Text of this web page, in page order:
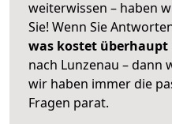
weiterwissen – haben
Sie! Wenn Sie
was kostet überhaupt
nach Lunzenau – dann
wir haben immer die
Fragen parat.